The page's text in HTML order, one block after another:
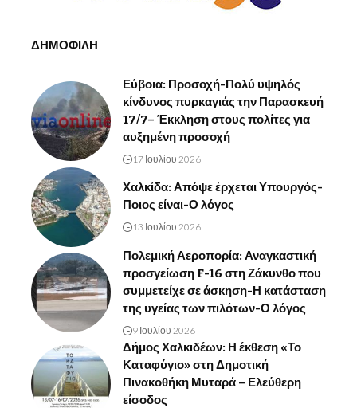
ΔΗΜΟΦΙΛΗ
Εύβοια: Προσοχή-Πολύ υψηλός
κίνδυνος πυρκαγιάς την Παρασκευή
17/7– Έκκληση στους πολίτες για
αυξημένη προσοχή
17 Ιουλίου 2026
Χαλκίδα: Απόψε έρχεται Υπουργός-
Ποιος είναι-Ο λόγος
13 Ιουλίου 2026
Πολεμική Αεροπορία: Αναγκαστική
προσγείωση F-16 στη Ζάκυνθο που
συμμετείχε σε άσκηση-Η κατάσταση
της υγείας των πιλότων-Ο λόγος
9 Ιουλίου 2026
Δήμος Χαλκιδέων: Η έκθεση «Το
Καταφύγιο» στη Δημοτική
Πινακοθήκη Μυταρά – Ελεύθερη
είσοδος